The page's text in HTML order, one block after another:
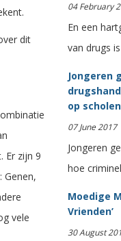
dit
Er zijn 9
Genen,
vele
04 February
En een
van drugs
Jongeren
op
07 June 2017
Jongeren
hoe
Moedige
Vrienden’
30 August